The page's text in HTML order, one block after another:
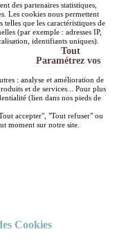
des partenaires statistiques,
Les cookies nous permettent
telles que les caractéristiques de
(par exemple : adresses IP,
identifiants uniques).
Tout
Paramétrez vos
: analyse et amélioration de
et de services... Pour plus
(lien dans nos pieds de
accepter", "Tout refuser" ou
moment sur notre site.
Cookies